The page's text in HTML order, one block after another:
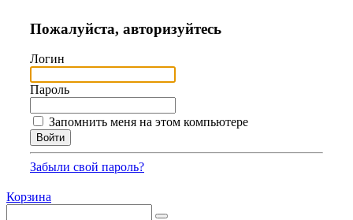
Пожалуйста, авторизуйтесь
Логин
Пароль
Запомнить меня на этом компьютере
Забыли свой пароль?
Корзина